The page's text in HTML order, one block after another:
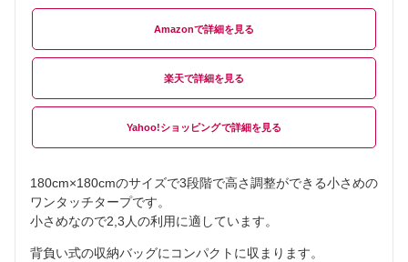
Amazon
楽天
Yahoo!ショッピング
180cm×180cmのサイズで3段階で高さ調整ができる小さめの
ワンタッチタープです。
小さめなので2,3人の利用に適しています。
背負い式の収納バッグにコンパクトに収まります。